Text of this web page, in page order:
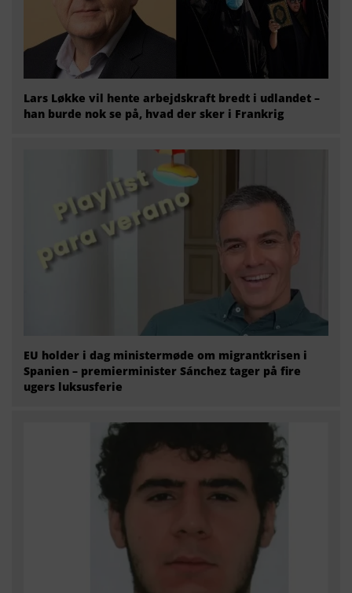
Lars Løkke vil hente arbejdskraft bredt i udlandet –
han burde nok se på, hvad der sker i Frankrig
EU holder i dag ministermøde om migrantkrisen i
Spanien – premierminister Sánchez tager på fire
ugers luksusferie